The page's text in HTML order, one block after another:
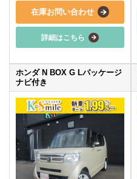
在庫お問い合わせ
詳細はこちら
ホンダ N BOX G Lパッケージ
ナビ付き